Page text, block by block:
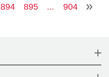
894 895 ... 904